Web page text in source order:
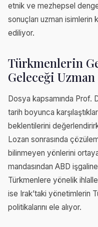
etnik ve mezhepsel
sonuçları uzman isimlerin
ediliyor.
Türkmenlerin
Geleceği
Dosya kapsamında Prof.
tarih boyunca
beklentilerini
Lozan sonrasında
bilinmeyen yönlerini
mandasından ABD
Türkmenlere yönelik
ise Irak’taki yönetimlerin
politikalarını ele alıyor.